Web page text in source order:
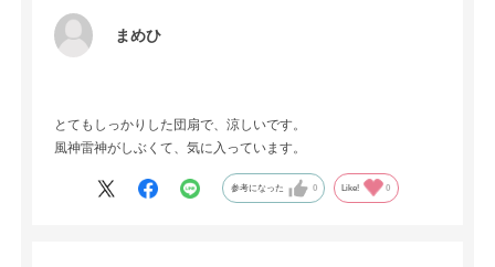
まめひ
とてもしっかりした団扇で、涼しいです。
風神雷神がしぶくて、気に入っています。
参考になった 0 Like! 0